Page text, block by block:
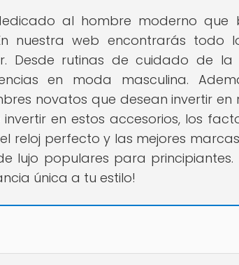
al hombre moderno que
nuestra web encontrarás todo
Desde rutinas de cuidado de la
en moda masculina.
novatos que desean invertir en
en estos accesorios, los
reloj perfecto y las mejores
lujo populares para principiantes.
única a tu estilo!